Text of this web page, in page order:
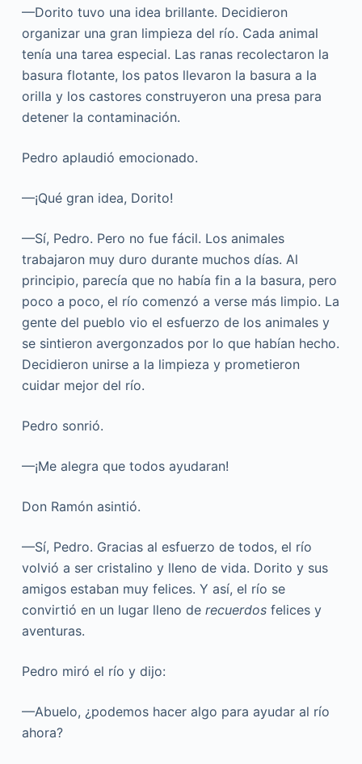
—Dorito tuvo una idea brillante. Decidieron
organizar una gran limpieza del río. Cada animal
tenía una tarea especial. Las ranas recolectaron la
basura flotante, los patos llevaron la basura a la
orilla y los castores construyeron una presa para
detener la contaminación.
Pedro aplaudió emocionado.
—¡Qué gran idea, Dorito!
—Sí, Pedro. Pero no fue fácil. Los animales
trabajaron muy duro durante muchos días. Al
principio, parecía que no había fin a la basura, pero
poco a poco, el río comenzó a verse más limpio. La
gente del pueblo vio el esfuerzo de los animales y
se sintieron avergonzados por lo que habían hecho.
Decidieron unirse a la limpieza y prometieron
cuidar mejor del río.
Pedro sonrió.
—¡Me alegra que todos ayudaran!
Don Ramón asintió.
—Sí, Pedro. Gracias al esfuerzo de todos, el río
volvió a ser cristalino y lleno de vida. Dorito y sus
amigos estaban muy felices. Y así, el río se
convirtió en un lugar lleno de recuerdosfelices y
aventuras.
Pedro miró el río y dijo:
—Abuelo, ¿podemos hacer algo para ayudar al río
ahora?